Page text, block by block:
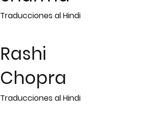
Traducciones al Hindi
Rashi
Chopra
Traducciones al Hindi